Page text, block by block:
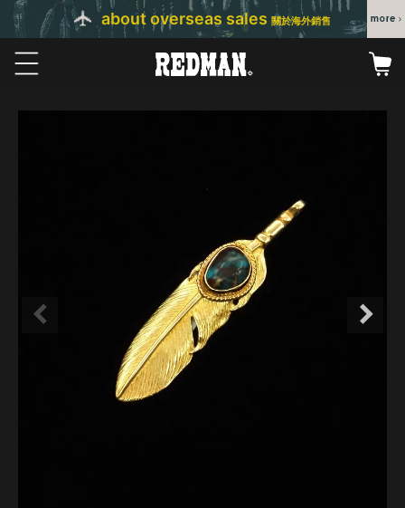
about overseas sales 關於海外銷售